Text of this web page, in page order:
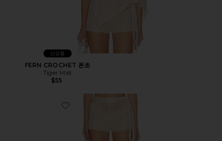
신상품
FERN CROCHET 폰초
Tiger Mist
$55